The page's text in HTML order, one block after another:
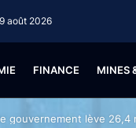
août 2026
FINANCE MINES
gouvernement lève